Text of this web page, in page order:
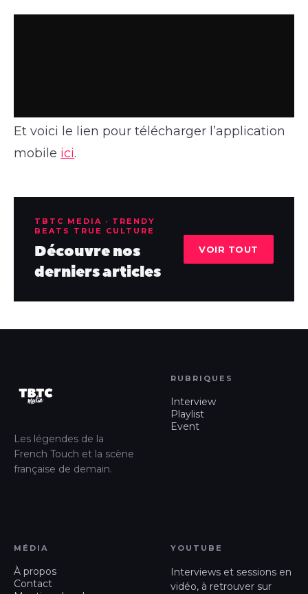
Et voici le lien pour télécharger l’application
mobile ici.
TBTC MEDIA · TRENDY
BEATS TRUE CULTURE
Découvre nos
derniers articles
VOIR TOUT
Les légendes de la
French Touch et la scène
française de demain.
RUBRIQUES
Interview
Playlist
Event
MÉDIA
À propos
Contact
YOUTUBE
Interviews et sessions en
vidéo, à retrouver sur